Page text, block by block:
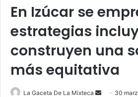
En Izúcar se
estrategias
construyen una
más equitativa
La Gaceta De La Mixteca
Send 30